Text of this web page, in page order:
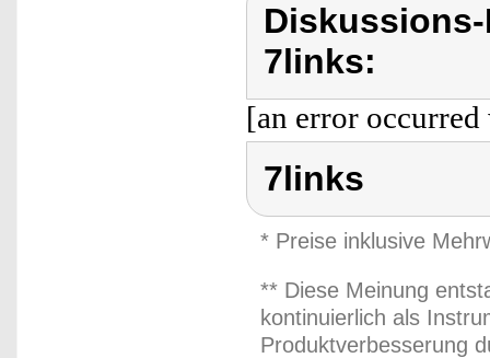
7links:
[an error
7links
* Preise inklusive
** Diese Meinung
kontinuierlich als
Produktverbesserung